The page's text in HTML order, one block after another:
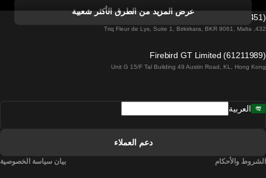
قطارات من ألبوفيرا إلى لشبونة
قطارات من لشبونة إلى لاغوس
قطارات من لشبونة إلى مدريد
عرض المزيد من الطرق الأكثر شعبية
Firebird GT Limited (OC 1451)
432, Triq Fleur de Lys, Suite 1, Birkirkara, BKR 9061, Malta
Firebird GT Limited (61211989)
Unit G 15/F Tal Building 49 Austin Road, KL, Hong Kong
العربية
دعم العملاء
الشروط والأحكام بيان سياسة الخصوصية